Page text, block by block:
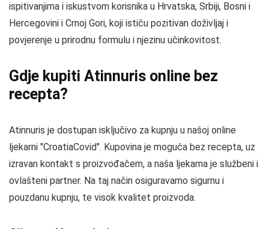
ispitivanjima i iskustvom korisnika u Hrvatska, Srbiji, Bosni i
Hercegovini i Crnoj Gori, koji ističu pozitivan doživljaj i
povjerenje u prirodnu formulu i njezinu učinkovitost.
Gdje kupiti Atinnuris online bez
recepta?
Atinnuris je dostupan isključivo za kupnju u našoj online
ljekarni "CroatiaCovid". Kupovina je moguća bez recepta, uz
izravan kontakt s proizvođačem, a naša ljekarna je službeni i
ovlašteni partner. Na taj način osiguravamo sigurnu i
pouzdanu kupnju, te visok kvalitet proizvoda.